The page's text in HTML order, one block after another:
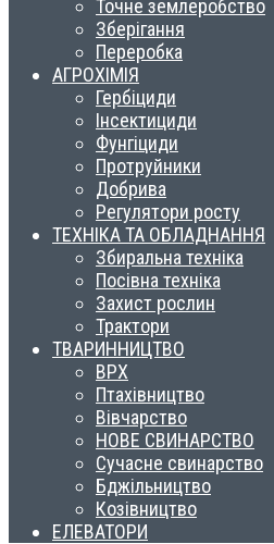
Точне землеробство
Зберігання
Переробка
АГРОХІМІЯ
Гербіциди
Інсектициди
Фунгіциди
Протруйники
Добрива
Регулятори росту
ТЕХНІКА ТА ОБЛАДНАННЯ
Збиральна техніка
Посівна техніка
Захист рослин
Трактори
ТВАРИННИЦТВО
ВРХ
Птахівництво
Вівчарство
НОВЕ СВИНАРСТВО
Сучасне свинарство
Бджільництво
Козівництво
ЕЛЕВАТОРИ